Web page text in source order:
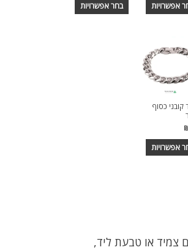
אפשרויות בחר אפשרויות
קובני כסוף
₪
אפשרויות
צמיד או טבעת ליד,